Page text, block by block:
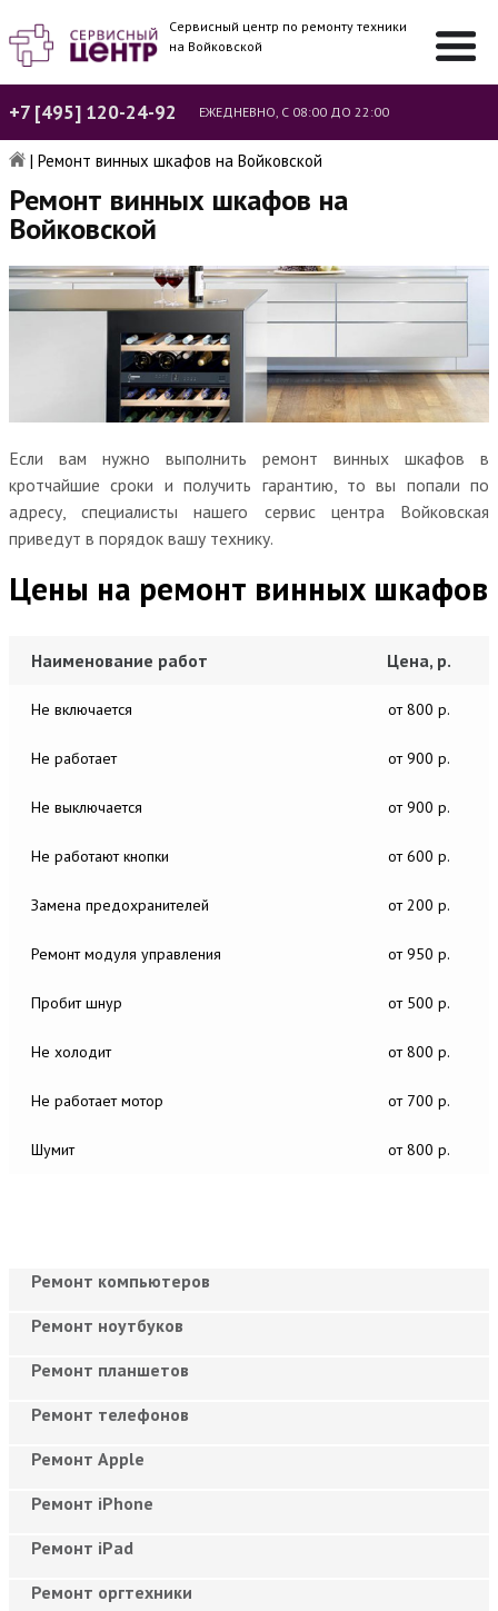
Сервисный центр по ремонту техники
на Войковской
+7 [495] 120-24-92 ЕЖЕДНЕВНО, С 08:00 ДО 22:00
| Ремонт винных шкафов на Войковской
Ремонт винных шкафов на
Войковской
Если вам нужно выполнить ремонт винных шкафов в
кротчайшие сроки и получить гарантию, то вы попали по
адресу, специалисты нашего сервис центра Войковская
приведут в порядок вашу технику.
Цены на ремонт винных шкафов
Наименование работ Цена, р.
Не включается от 800 р.
Не работает от 900 р.
Не выключается от 900 р.
Не работают кнопки от 600 р.
Замена предохранителей от 200 р.
Ремонт модуля управления от 950 р.
Пробит шнур от 500 р.
Не холодит от 800 р.
Не работает мотор от 700 р.
Шумит от 800 р.
Ремонт компьютеров
Ремонт ноутбуков
Ремонт планшетов
Ремонт телефонов
Ремонт Apple
Ремонт iPhone
Ремонт iPad
Ремонт оргтехники